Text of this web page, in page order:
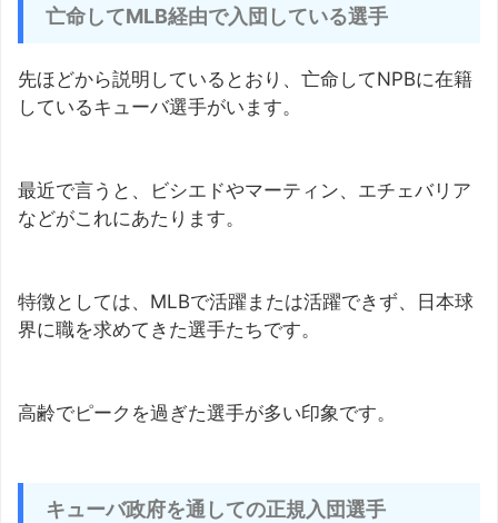
亡命してMLB経由で入団している選手
先ほどから説明しているとおり、亡命してNPBに在籍
しているキューバ選手がいます。
最近で言うと、ビシエドやマーティン、エチェバリア
などがこれにあたります。
特徴としては、MLBで活躍または活躍できず、日本球
界に職を求めてきた選手たちです。
高齢でピークを過ぎた選手が多い印象です。
キューバ政府を通しての正規入団選手